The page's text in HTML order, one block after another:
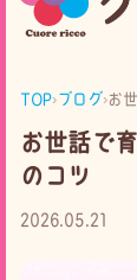
TOP›ブログ ›お
お世話で
のコツ
2026.05.21